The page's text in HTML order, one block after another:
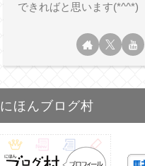
できればと思います(*^^*)
にほんブログ村